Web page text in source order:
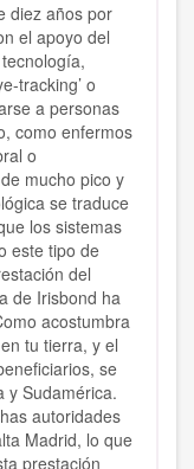
diez años por
el apoyo del
tracking’ o
a personas
como enfermos
o
mucho pico y
se traduce
los sistemas
este tipo de
del
de Irisbond ha
acostumbra
tu tierra, y el
se
y Sudamérica.
autoridades
Madrid, lo que
prestación